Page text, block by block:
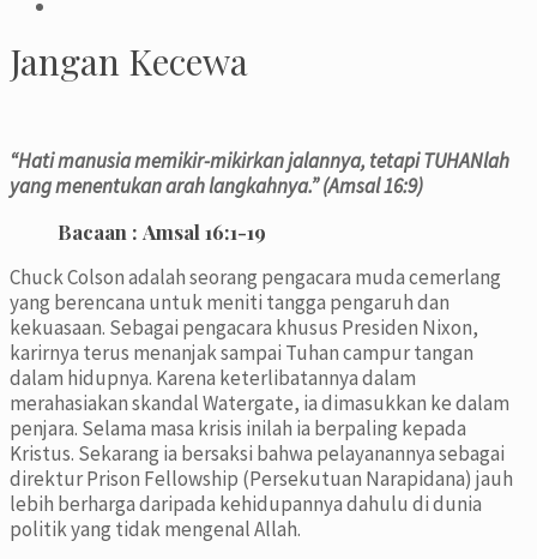
Jangan Kecewa
“Hati manusia memikir-mikirkan jalannya, tetapi TUHANlah
yang menentukan arah langkahnya.” (Amsal 16:9)
Bacaan : Amsal 16:1-19
Chuck Colson adalah seorang pengacara muda cemerlang
yang berencana untuk meniti tangga pengaruh dan
kekuasaan. Sebagai pengacara khusus Presiden Nixon,
karirnya terus menanjak sampai Tuhan campur tangan
dalam hidupnya. Karena keterlibatannya dalam
merahasiakan skandal Watergate, ia dimasukkan ke dalam
penjara. Selama masa krisis inilah ia berpaling kepada
Kristus. Sekarang ia bersaksi bahwa pelayanannya sebagai
direktur Prison Fellowship (Persekutuan Narapidana) jauh
lebih berharga daripada kehidupannya dahulu di dunia
politik yang tidak mengenal Allah.